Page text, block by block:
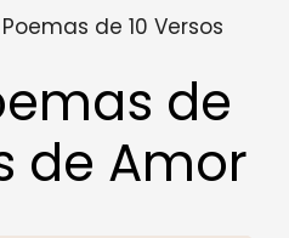
de 10 Versos
de
de Amor